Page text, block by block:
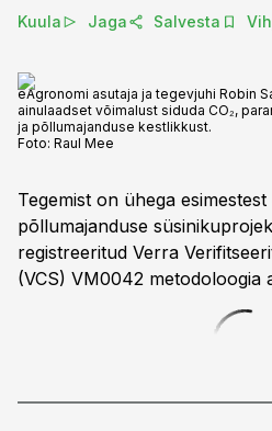
Kuula Jaga Salvesta
eAgronomi asutaja ja tegevjuhi Robin
ainulaadset võimalust siduda CO₂,
ja põllumajanduse kestlikkust.
Foto: Raul Mee
Tegemist on ühega
põllumajanduse
registreeritud Verra
(VCS) VM0042 metodoloogia